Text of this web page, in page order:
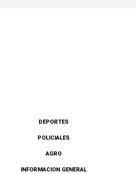
DEPORTES
POLICIALES
AGRO
INFORMACION GENERAL